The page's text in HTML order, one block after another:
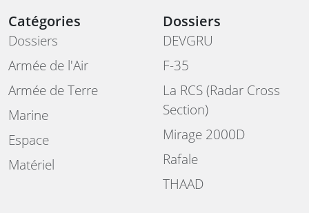
Catégories
Dossiers
Armée de l'Air
Armée de Terre
Marine
Espace
Matériel
Dossiers
DEVGRU
F-35
La RCS (Radar Cross
Section)
Mirage 2000D
Rafale
THAAD